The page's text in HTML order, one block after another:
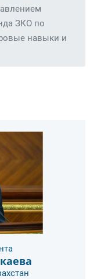
ЗКО по
навыки и